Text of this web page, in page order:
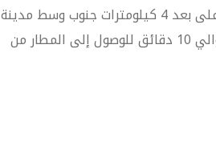
يقع مطار تيفات الدولي على بعد 4 كيلومترات جنوب وسط مدينة
تيفات. تستغرق الرحلة حوالي 10 دقائق للوصول إلى المطار من